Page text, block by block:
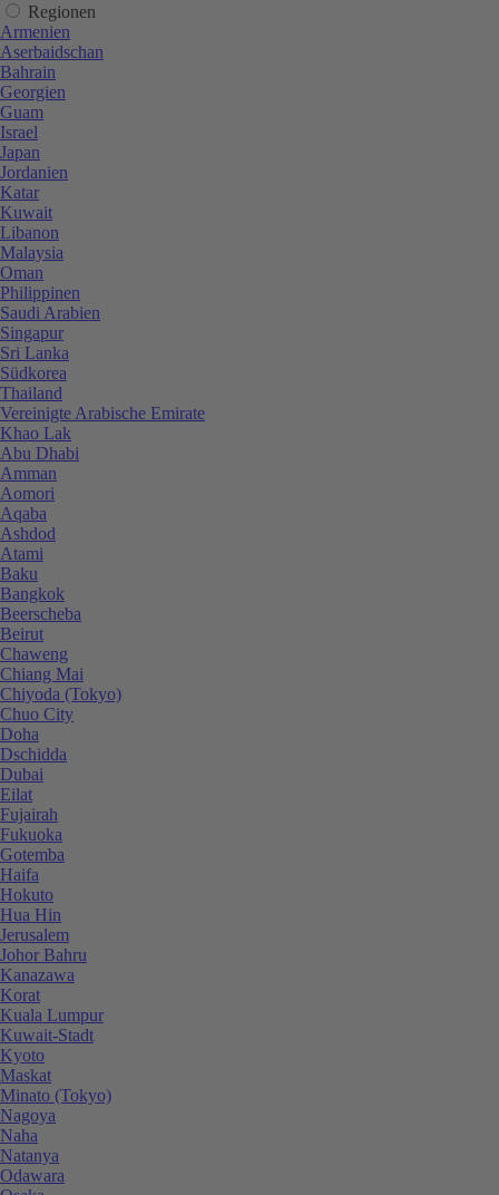
Regionen
Armenien
Aserbaidschan
Bahrain
Georgien
Guam
Israel
Japan
Jordanien
Katar
Kuwait
Libanon
Malaysia
Oman
Philippinen
Saudi Arabien
Singapur
Sri Lanka
Südkorea
Thailand
Vereinigte Arabische Emirate
Khao Lak
Abu Dhabi
Amman
Aomori
Aqaba
Ashdod
Atami
Baku
Bangkok
Beerscheba
Beirut
Chaweng
Chiang Mai
Chiyoda (Tokyo)
Chuo City
Doha
Dschidda
Dubai
Eilat
Fujairah
Fukuoka
Gotemba
Haifa
Hokuto
Hua Hin
Jerusalem
Johor Bahru
Kanazawa
Korat
Kuala Lumpur
Kuwait-Stadt
Kyoto
Maskat
Minato (Tokyo)
Nagoya
Naha
Natanya
Odawara